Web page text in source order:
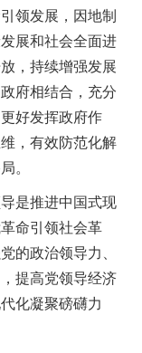
领发展，因地制
展和社会全面进
，持续增强发展
府相结合，充分
好发挥政府作
，有效防范化解
。
是推进中国式现
命引领社会革
的政治领导力、
提高党领导经济
化凝聚磅礴力